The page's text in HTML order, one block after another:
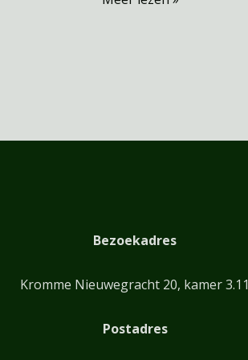
Bezoekadres
Kromme Nieuwegracht 20, kamer 3.11
Postadres